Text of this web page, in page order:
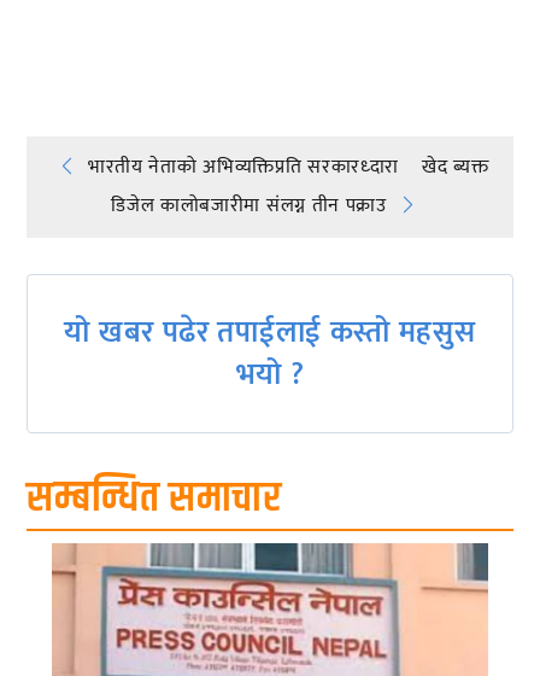
Post
navigation
भारतीय नेताको अभिव्यक्तिप्रति सरकारध्दारा खेद ब्यक्त
डिजेल कालोबजारीमा संलग्न तीन पक्राउ
यो खबर पढेर तपाईलाई कस्तो महसुस
भयो ?
सम्बन्धित समाचार